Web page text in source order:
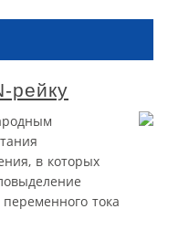
рейку
в которых
тока